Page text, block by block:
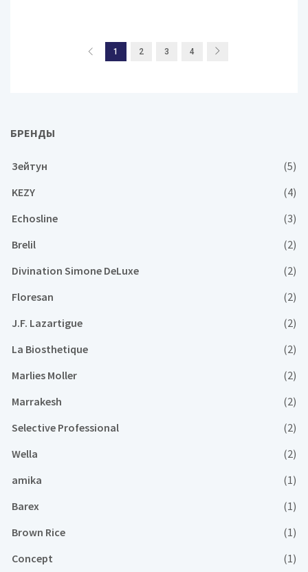
1 2 3 4
БРЕНДЫ
Зейтун
(5)
KEZY
(4)
Echosline
(3)
Brelil
(2)
Divination Simone DeLuxe
(2)
Floresan
(2)
J.F. Lazartigue
(2)
La Biosthetique
(2)
Marlies Moller
(2)
Marrakesh
(2)
Selective Professional
(2)
Wella
(2)
amika
(1)
Barex
(1)
Brown Rice
(1)
Concept
(1)